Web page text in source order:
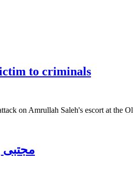
to criminals
on Amrullah Saleh's escort at the
مجتبی